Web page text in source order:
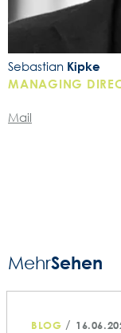
Sebastian Kipke
MANAGING
Mail
MehrSehen
BLOG /